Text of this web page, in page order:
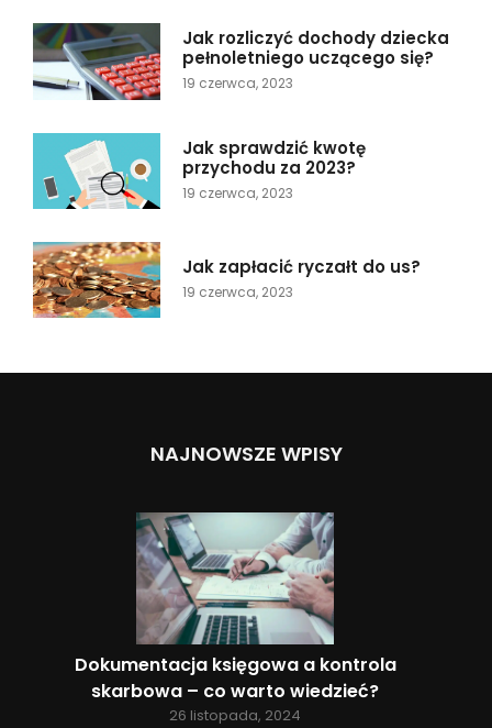
Jak rozliczyć dochody dziecka
pełnoletniego uczącego się?
19 czerwca, 2023
Jak sprawdzić kwotę
przychodu za 2023?
19 czerwca, 2023
Jak zapłacić ryczałt do us?
19 czerwca, 2023
NAJNOWSZE WPISY
Dokumentacja księgowa a kontrola
skarbowa – co warto wiedzieć?
26 listopada, 2024